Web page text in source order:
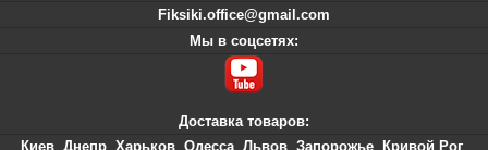
Fiksiki.office@gmail.com
Мы в соцсетях:
Доставка товаров:
Киев, Днепр, Харьков, Одесса, Львов, Запорожье, Кривой Рог,